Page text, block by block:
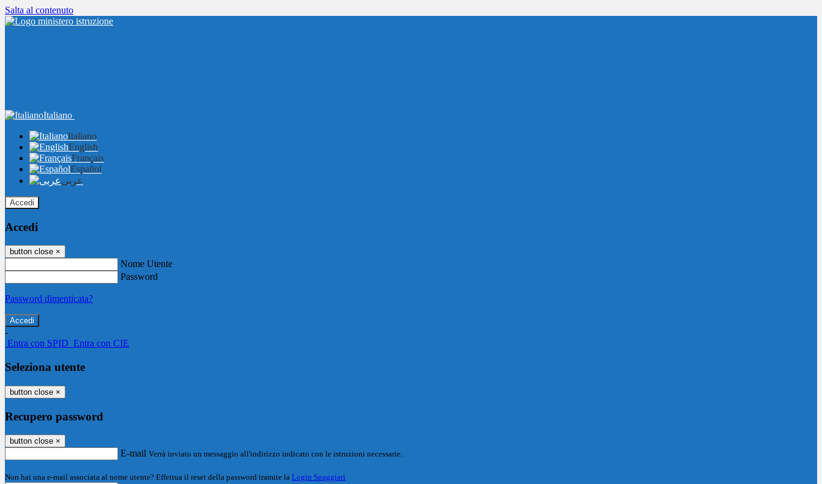
Salta al contenuto
Italiano
Italiano
English
Français
Español
عربى
Accedi
Accedi
button close ×
Nome Utente
Password
Password dimenticata?
-
Entra con SPID Entra con CIE
Seleziona utente
button close ×
Recupero password
button close ×
E-mail Verrà inviato un messaggio all'indirizzo indicato con le istruzioni necessarie.
Non hai una e-mail associata al nome utente? Effettua il reset della password tramite la Login Spaggiari